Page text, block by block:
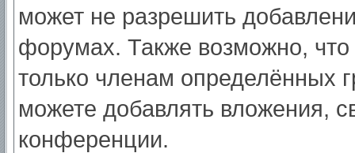
может не разрешить
форумах. Также возможно,
только членам определённых
можете добавлять вложения,
конференции.